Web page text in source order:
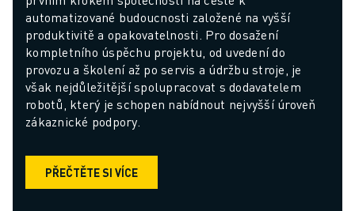
automatizované budoucnosti založené na vyšší
produktivitě a opakovatelnosti. Pro dosažení
kompletního úspěchu projektu, od uvedení do
provozu a školení až po servis a údržbu stroje, je
však nejdůležitější spolupracovat s dodavatelem
robotů, který je schopen nabídnout nejvyšší úroveň
zákaznické podpory.
PŘEČTĚTE SI VÍCE